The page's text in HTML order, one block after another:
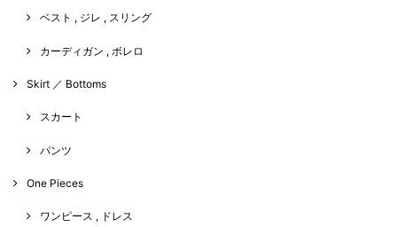
ベスト , ジレ , スリング
カーディガン , ボレロ
Skirt ／ Bottoms
スカート
パンツ
One Pieces
ワンピース , ドレス